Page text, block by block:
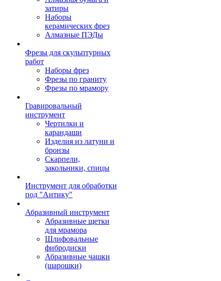
затиры
Наборы
керамических фрез
Алмазные ПЭДы
Фрезы для скульптурных
работ
Наборы фрез
Фрезы по граниту
Фрезы по мрамору
Гравировальный
инструмент
Чертилки и
карандаши
Изделия из латуни и
бронзы
Скарпели,
закольники, спицы
Инструмент для обработки
под "Антику"
Абразивный инструмент
Абразивные щетки
для мрамора
Шлифовальные
фибродиски
Абразивные чашки
(шарошки)